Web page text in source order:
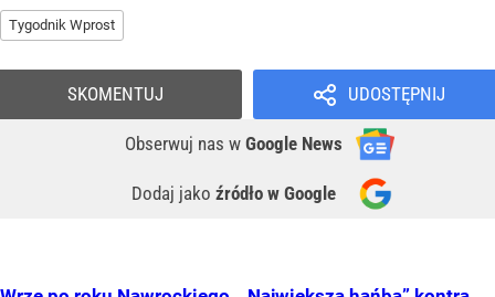
Tygodnik Wprost
UDOSTĘPNIJ
Obserwuj nas w Google News
Dodaj jako źródło w Google
SKOMENTUJ